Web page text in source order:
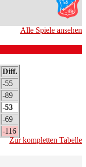
Alle Spiele ansehen
Diff.
-55
-89
-53
-69
-116
Zur kompletten Tabelle